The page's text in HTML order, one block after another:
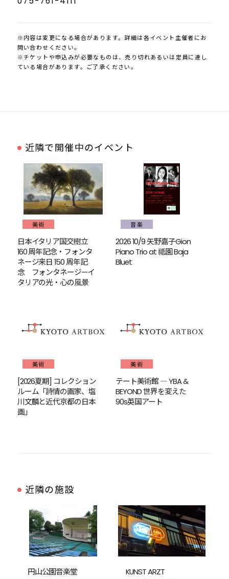
※内容は変更になる場合があります。詳細は各イベント主催者にお
問い合わせください。
※チケットや申込みが必要なものは、売り切れあるいは定員に達し
ている場合があります。ご了承ください。
近隣で開催中のイベント
美術
日本イタリア国交樹立
160 周年記念・フォンタ
ネージ来日 150 周年記
念 フォンタネージ—イ
タリアの光・心の風景
音楽
2026 10/9 矢野嘉子Gion
Piano Trio at 祗園 Baja
Bluet
美術
[2026夏期] コレクション
ルーム「詩情の画家、塩
川文麟と近代京都の日本
画」
美術
テート美術館 ― YBA &
BEYOND 世界を変えた
90s英国アート
近隣の施設
円山公園音楽堂 KUNST ARZT